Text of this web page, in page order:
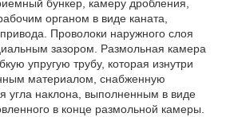
бункер, камеру дробления,
органом в виде каната,
Проволоки наружного слоя
зазором. Размольная камера
упругую трубу, которая изнутри
материалом, снабженную
угла наклона, выполненным в виде
в конце размольной камеры.